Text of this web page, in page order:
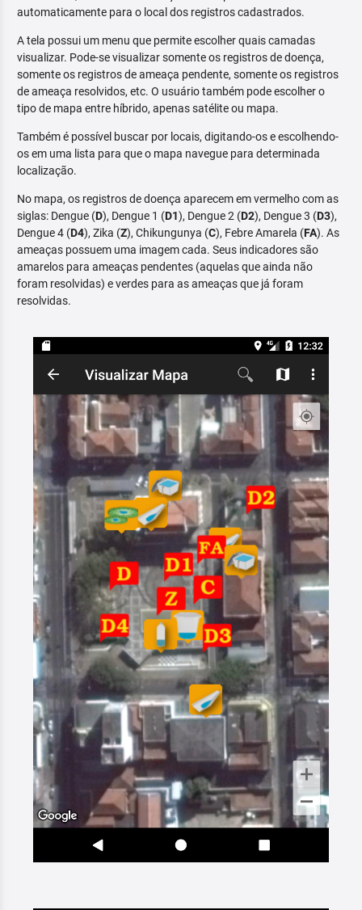
automaticamente para o local dos registros cadastrados.
A tela possui um menu que permite escolher quais camadas
visualizar. Pode-se visualizar somente os registros de doença,
somente os registros de ameaça pendente, somente os registros
de ameaça resolvidos, etc. O usuário também pode escolher o
tipo de mapa entre híbrido, apenas satélite ou mapa.
Também é possível buscar por locais, digitando-os e escolhendo-
os em uma lista para que o mapa navegue para determinada
localização.
No mapa, os registros de doença aparecem em vermelho com as
siglas: Dengue (D), Dengue 1 (D1), Dengue 2 (D2), Dengue 3 (D3),
Dengue 4 (D4), Zika (Z), Chikungunya (C), Febre Amarela (FA). As
ameaças possuem uma imagem cada. Seus indicadores são
amarelos para ameaças pendentes (aquelas que ainda não
foram resolvidas) e verdes para as ameaças que já foram
resolvidas.